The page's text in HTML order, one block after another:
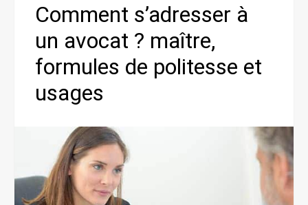
Comment s’adresser à
un avocat ? maître,
formules de politesse et
usages